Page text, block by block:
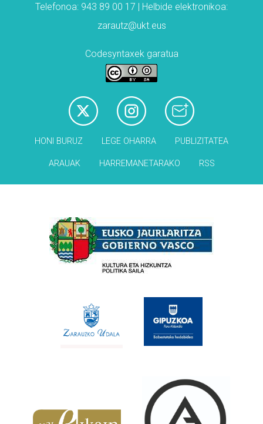
Telefonoa: 943 89 00 17 | Helbide elektronikoa:
zarautz@ukt.eus
Codesyntaxek garatua
HONI BURUZ LEGE OHARRA PUBLIZITATEA
ARAUAK HARREMANETARAKO RSS